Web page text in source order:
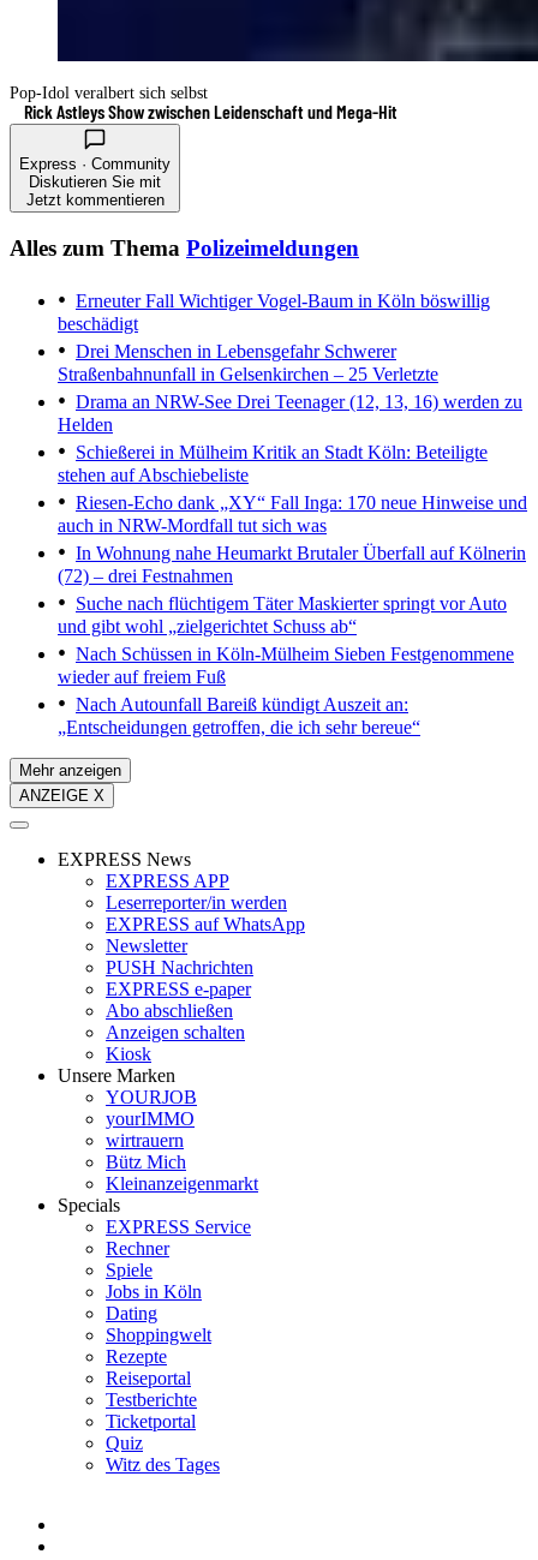
Pop-Idol veralbert sich selbst
Rick Astleys Show zwischen Leidenschaft und Mega-Hit
Express · Community
Diskutieren Sie mit
Jetzt kommentieren
Alles zum Thema Polizeimeldungen
Erneuter Fall Wichtiger Vogel-Baum in Köln böswillig
beschädigt
Drei Menschen in LebensgefahrSchwerer
Straßenbahnunfall in Gelsenkirchen – 25 Verletzte
Drama an NRW-See Drei Teenager (12, 13, 16) werden zu
Helden
Schießerei in Mülheim Kritik an Stadt Köln: Beteiligte
stehen auf Abschiebeliste
Riesen-Echo dank „XY“ Fall Inga: 170 neue Hinweise und
auch in NRW-Mordfall tut sich was
In Wohnung nahe Heumarkt Brutaler Überfall auf Kölnerin
(72) – drei Festnahmen
Suche nach flüchtigem TäterMaskierter springt vor Auto
und gibt wohl „zielgerichtet Schuss ab“
Nach Schüssen in Köln-Mülheim Sieben Festgenommene
wieder auf freiem Fuß
Nach Autounfall Bareiß kündigt Auszeit an:
„Entscheidungen getroffen, die ich sehr bereue“
Mehr anzeigen
ANZEIGE X
EXPRESS News
EXPRESS APP
Leserreporter/in werden
EXPRESS auf WhatsApp
Newsletter
PUSH Nachrichten
EXPRESS e-paper
Abo abschließen
Anzeigen schalten
Kiosk
Unsere Marken
YOURJOB
yourIMMO
wirtrauern
Bütz Mich
Kleinanzeigenmarkt
Specials
EXPRESS Service
Rechner
Spiele
Jobs in Köln
Dating
Shoppingwelt
Rezepte
Reiseportal
Testberichte
Ticketportal
Quiz
Witz des Tages